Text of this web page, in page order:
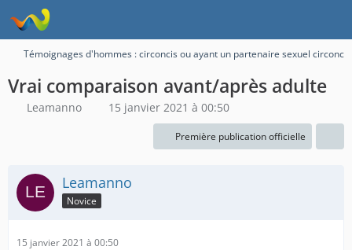
Témoignages d'hommes : circoncis ou ayant un partenaire sexuel circoncis
Vrai comparaison avant/après adulte
Leamanno 15 janvier 2021 à 00:50
Première publication officielle
Leamanno
Novice
15 janvier 2021 à 00:50